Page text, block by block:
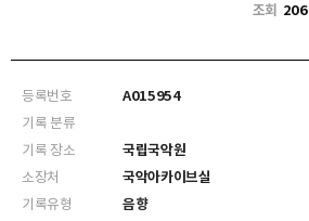
조회 206
등록번호
A015954
기록 분류
기록 장소
국립국악원
소장처
국악아카이브실
기록유형
음향